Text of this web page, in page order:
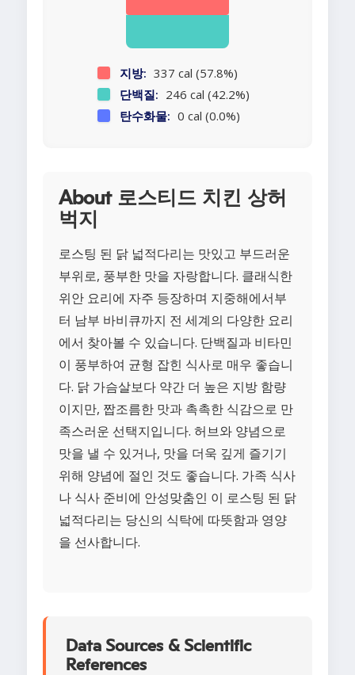
지방: 337 cal (57.8%)
단백질: 246 cal (42.2%)
탄수화물: 0 cal (0.0%)
About 로스티드 치킨 상허
벅지
로스팅 된 닭 넓적다리는 맛있고 부드러운
부위로, 풍부한 맛을 자랑합니다. 클래식한
위안 요리에 자주 등장하며 지중해에서부
터 남부 바비큐까지 전 세계의 다양한 요리
에서 찾아볼 수 있습니다. 단백질과 비타민
이 풍부하여 균형 잡힌 식사로 매우 좋습니
다. 닭 가슴살보다 약간 더 높은 지방 함량
이지만, 짭조름한 맛과 촉촉한 식감으로 만
족스러운 선택지입니다. 허브와 양념으로
맛을 낼 수 있거나, 맛을 더욱 깊게 즐기기
위해 양념에 절인 것도 좋습니다. 가족 식사
나 식사 준비에 안성맞춤인 이 로스팅 된 닭
넓적다리는 당신의 식탁에 따뜻함과 영양
을 선사합니다.
Data Sources & Scientific
References